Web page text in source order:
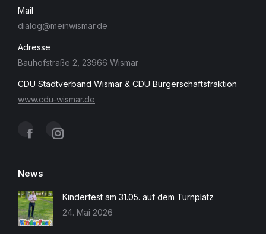
Mail
dialog@meinwismar.de
Adresse
Bauhofstraße 2, 23966 Wismar
CDU Stadtverband Wismar & CDU Bürgerschaftsfraktion
www.cdu-wismar.de
Finden Sie uns auf:
opens
in in
News
Kinderfest am 31.05. auf dem Turnplatz
24. Mai 2026